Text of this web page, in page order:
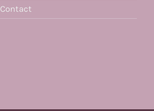
Contact